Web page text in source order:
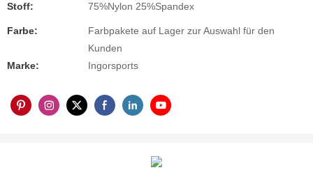
Stoff:
75%Nylon 25%Spandex
Farbe:
Farbpakete auf Lager zur Auswahl für den
Kunden
Marke:
Ingorsports